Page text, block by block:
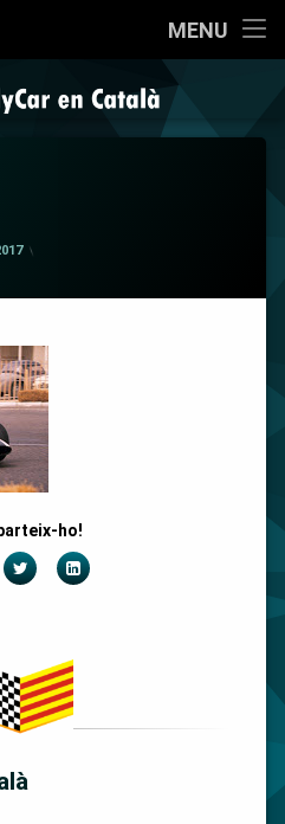
MENU
IndyCar en
ho!
TwitterLinkedIn